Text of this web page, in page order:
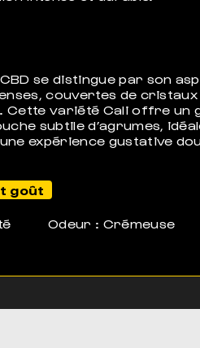
se distingue par son
couvertes de
Cette variété Cali offre un
subtile d’agrumes,
expérience gustative
goût
Odeur : Crémeuse